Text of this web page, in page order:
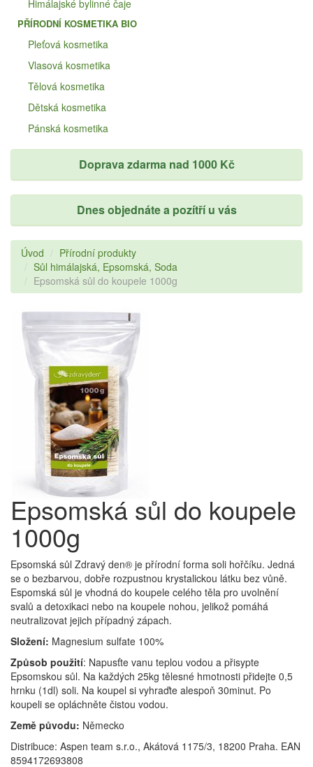
Himálajské bylinné čaje
PŘÍRODNÍ KOSMETIKA BIO
Pleťová kosmetika
Vlasová kosmetika
Tělová kosmetika
Dětská kosmetika
Pánská kosmetika
Doprava zdarma nad 1000 Kč
Dnes objednáte a pozítří u vás
Úvod
Přírodní produkty
Sůl himálajská, Epsomská, Soda
Epsomská sůl do koupele 1000g
Epsomská sůl do koupele
1000g
Epsomská sůl Zdravý den® je přírodní forma soli hořčíku. Jedná
se o bezbarvou, dobře rozpustnou krystalickou látku bez vůně.
Espomská sůl je vhodná do koupele celého těla pro uvolnění
svalů a detoxikaci nebo na koupele nohou, jelikož pomáhá
neutralizovat jejich případný zápach.
Složení: Magnesium sulfate 100%
Způsob použití: Napusťte vanu teplou vodou a přisypte
Epsomskou sůl. Na každých 25kg tělesné hmotnosti přidejte 0,5
hrnku (1dl) soli. Na koupel si vyhraďte alespoň 30minut. Po
koupeli se opláchněte čistou vodou.
Země původu: Německo
Distribuce: Aspen team s.r.o., Akátová 1175/3, 18200 Praha. EAN
8594172693808